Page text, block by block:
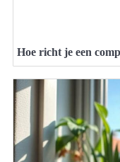
Hoe richt je een